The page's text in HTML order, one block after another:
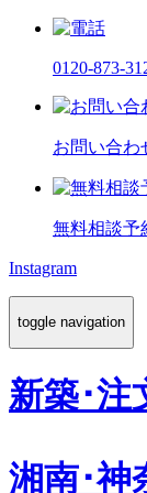
0120-873-
お問い合わ
無料相談予
Instagram
toggle navigation
新築･注
湘南･神